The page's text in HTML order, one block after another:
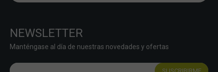
NEWSLETTER
Manténgase al día de nuestras novedades y ofertas